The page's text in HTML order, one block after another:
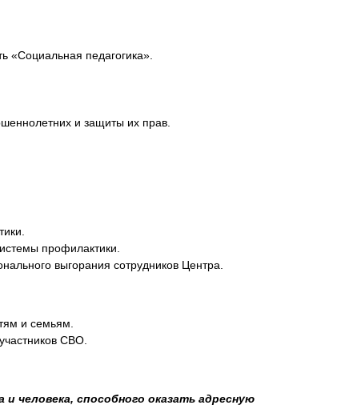
«Социальная педагогика».
и защиты их прав.
профилактики.
выгорания сотрудников Центра.
и семьям.
СВО.
человека, способного оказать адресную